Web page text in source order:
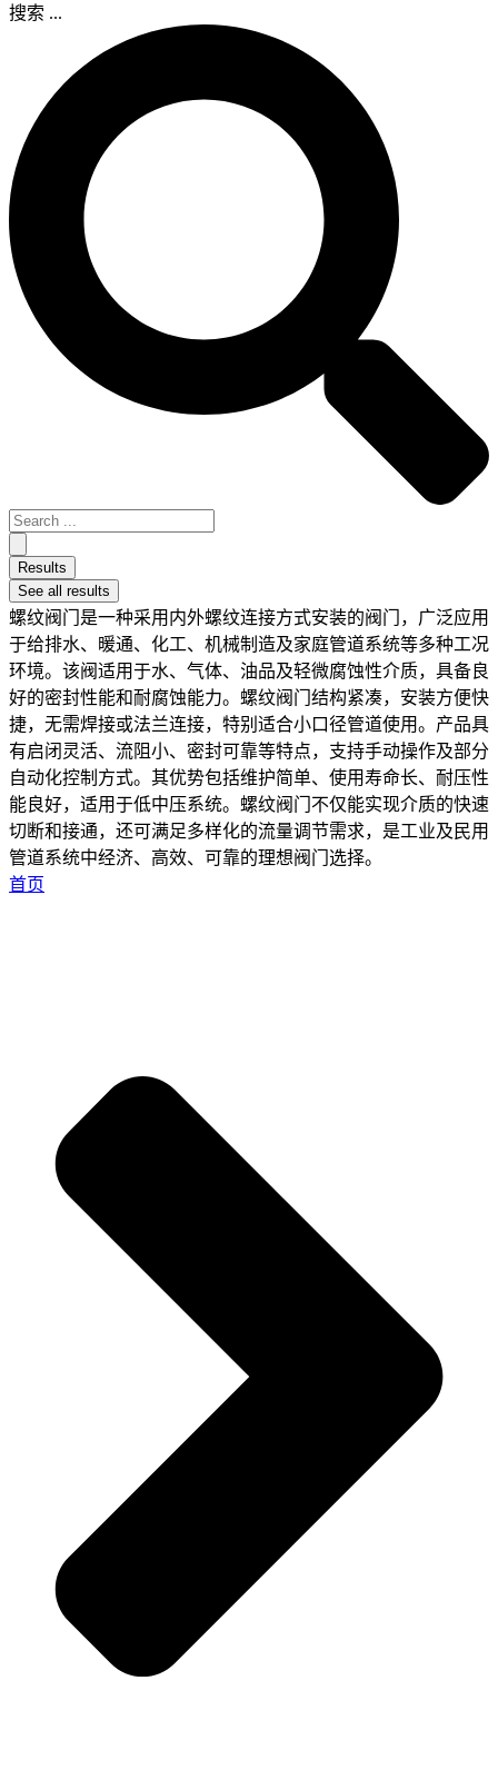
搜索 ...
Results
See all results
螺纹阀门是一种采用内外螺纹连接方式安装的阀门，广泛应用
于给排水、暖通、化工、机械制造及家庭管道系统等多种工况
环境。该阀适用于水、气体、油品及轻微腐蚀性介质，具备良
好的密封性能和耐腐蚀能力。螺纹阀门结构紧凑，安装方便快
捷，无需焊接或法兰连接，特别适合小口径管道使用。产品具
有启闭灵活、流阻小、密封可靠等特点，支持手动操作及部分
自动化控制方式。其优势包括维护简单、使用寿命长、耐压性
能良好，适用于低中压系统。螺纹阀门不仅能实现介质的快速
切断和接通，还可满足多样化的流量调节需求，是工业及民用
管道系统中经济、高效、可靠的理想阀门选择。
首页